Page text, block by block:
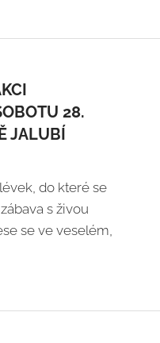
28.
JALUBÍ
do které se
s živou
se ve veselém,